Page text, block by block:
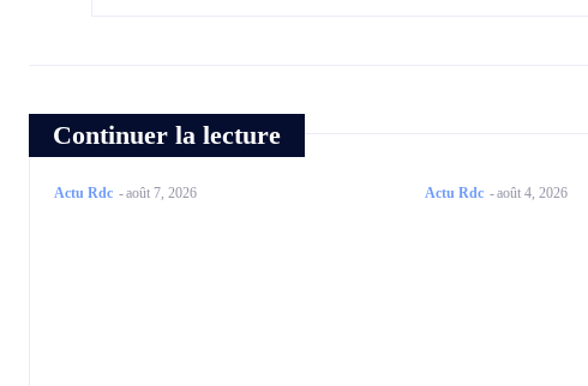
Continuer la lecture
Actu Rdc -août 7, 2026 Actu Rdc -août 4, 2026